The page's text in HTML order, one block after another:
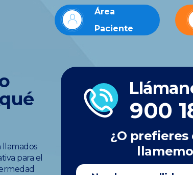
Área
Paciente
llamados
para el
900
¿O prefieres